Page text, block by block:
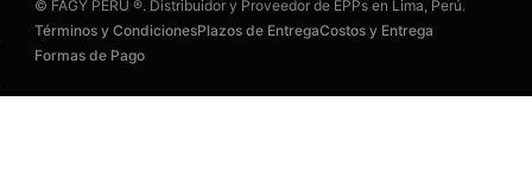
© FAGY PERU ®. Distribuidor y Proveedor de EPPs en Lima, Perú.
Términos y CondicionesPlazos de EntregaCostos y Entrega
Formas de Pago